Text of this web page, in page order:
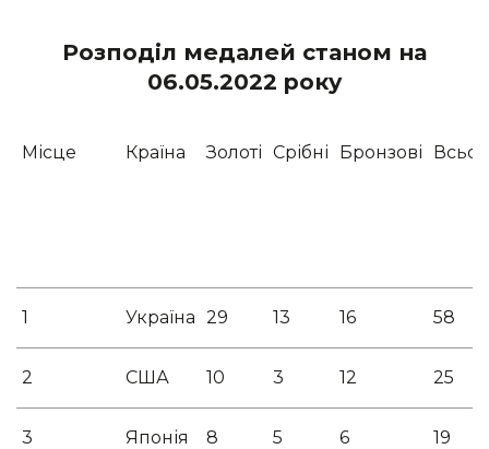
Розподіл медалей станом на
06.05.2022 року
Місце Країна Золоті Срібні Бронзові
1 Україна 29 13 16 58
2 США 10 3 12 25
3 Японія 8 5 6 19